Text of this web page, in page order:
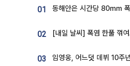
01
02
03